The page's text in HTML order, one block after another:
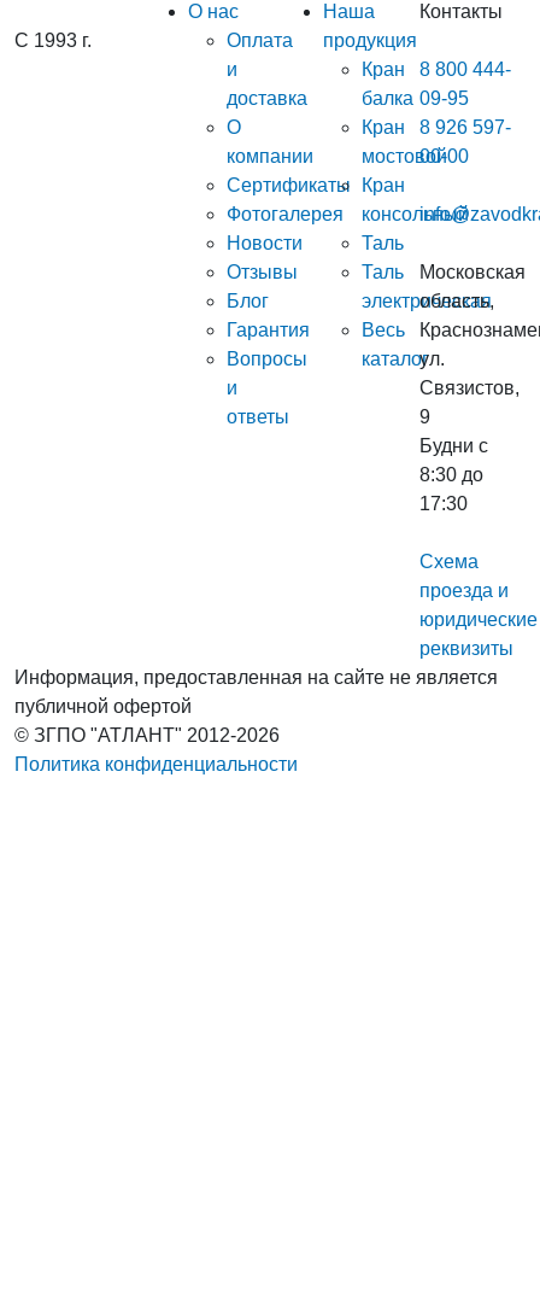
С 1993 г.
О нас
Оплата
и
доставка
О
компании
Сертификаты
Фотогалерея
Новости
Отзывы
Блог
Гарантия
Вопросы
и
ответы
Наша
продукция
Кран
балка
Кран
мостовой
Кран
консольный
Таль
Таль
электрическая
Весь
каталог
Контакты
8 800 444-
09-95
8 926 597-
00-00
Московская
область,
ул.
Связистов,
9
Будни с
8:30 до
17:30
Схема
проезда и
юридические
реквизиты
Информация, предоставленная на сайте не является
публичной офертой
© ЗГПО "АТЛАНТ" 2012-2026
Политика конфиденциальности